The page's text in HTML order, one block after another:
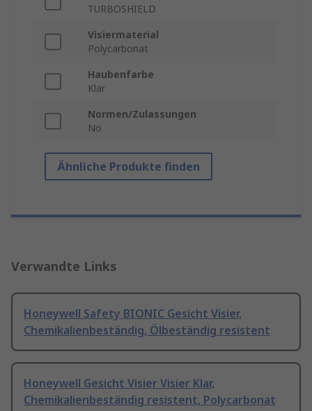
TURBOSHIELD
Visiermaterial
Polycarbonat
Haubenfarbe
Klar
Normen/Zulassungen
No
Ähnliche Produkte finden
Verwandte Links
Honeywell Safety BIONIC Gesicht Visier,
Chemikalienbeständig, Ölbeständig resistent
Honeywell Gesicht Visier Visier Klar,
Chemikalienbeständig resistent, Polycarbonat